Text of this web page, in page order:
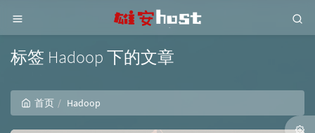
标签 Hadoop 下的文章
首页 Hadoop